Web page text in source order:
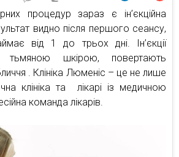
процедур зараз є ін’єкційна
видно після першого сеансу,
від 1 до трьох дні. Ін’єкції
шкірою, повертають
. Клініка Люменіс – це не лише
клініка та лікарі із медичною
команда лікарів.